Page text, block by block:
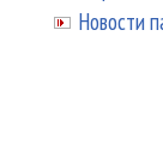
Новости